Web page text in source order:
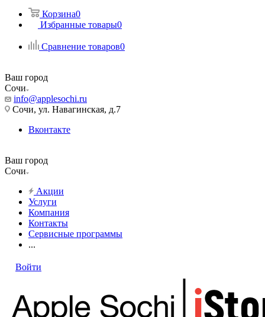
Корзина0
Избранные товары0
Сравнение товаров0
Ваш город
Сочи
info@applesochi.ru
Сочи, ул. Навагинская, д.7
Вконтакте
Ваш город
Сочи
Акции
Услуги
Компания
Контакты
Сервисные программы
...
Войти